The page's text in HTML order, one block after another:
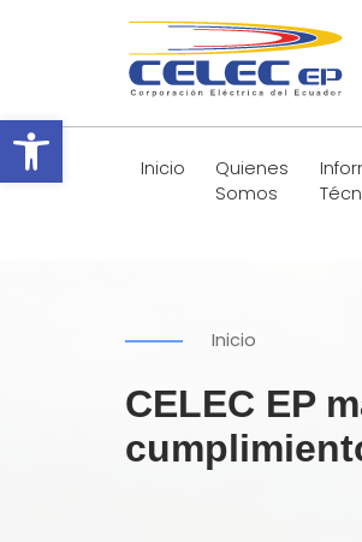
Abrir barra de
Inicio
Quienes
Somos
Inicio
CELEC EP